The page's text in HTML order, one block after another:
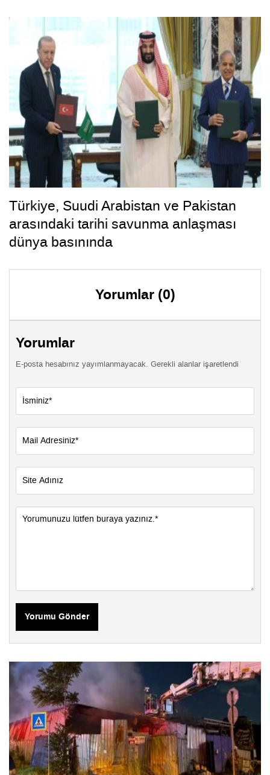
Türkiye, Suudi Arabistan ve Pakistan
arasındaki tarihi savunma anlaşması
dünya basınında
Yorumlar (0)
Yorumlar
E-posta hesabınız yayımlanmayacak. Gerekli alanlar işaretlendi
Yorumu Gönder